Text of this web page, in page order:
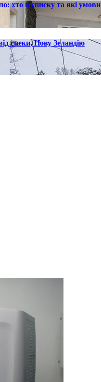
хто в списку та які умови
спеки, Нову Зеландію